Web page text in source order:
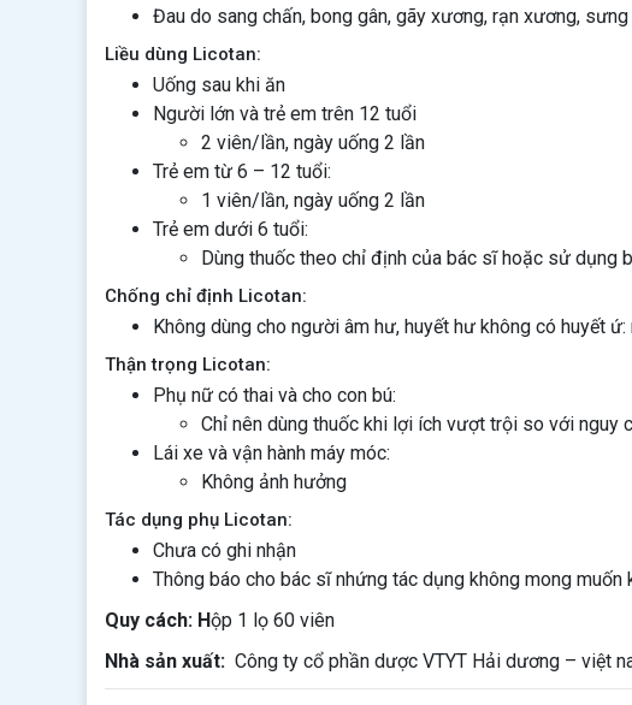
Đau do sang chấn, bong gân, gãy xương, rạn xương,
Liều dùng Licotan:
Uống sau khi ăn
Người lớn và trẻ em trên 12 tuổi
2 viên/lần, ngày uống 2 lần
Trẻ em từ 6 – 12 tuổi:
1 viên/lần, ngày uống 2 lần
Trẻ em dưới 6 tuổi:
Dùng thuốc theo chỉ định của bác sĩ hoặc sử dụng
Chống chỉ định Licotan:
Không dùng cho người âm hư, huyết hư không có huyết
Thận trọng Licotan:
Phụ nữ có thai và cho con bú:
Chỉ nên dùng thuốc khi lợi ích vượt trội so với nguy
Lái xe và vận hành máy móc:
Không ảnh hưởng
Tác dụng phụ Licotan:
Chưa có ghi nhận
Thông báo cho bác sĩ nhứng tác dụng không mong muốn
Quy cách: Hộp 1 lọ 60 viên
Nhà sản xuất: Công ty cổ phần dược VTYT Hải dương – việt